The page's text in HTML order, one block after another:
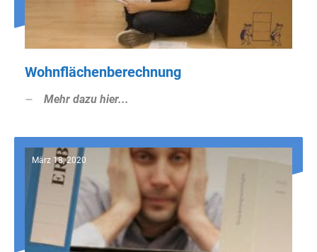
Wohnflächenberechnung
Mehr dazu hier...
März 18, 2020